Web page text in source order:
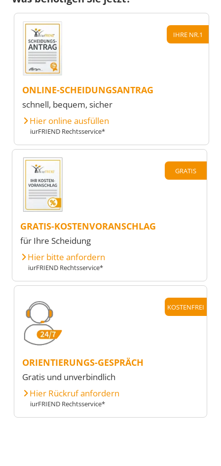
IHRE NR.1
ONLINE-SCHEIDUNGSANTRAG
schnell, bequem, sicher
Hier online ausfüllen
iurFRIEND Rechtsservice*
GRATIS
GRATIS-KOSTENVORANSCHLAG
für Ihre Scheidung
Hier bitte anfordern
iurFRIEND Rechtsservice*
KOSTENFREI
ORIENTIERUNGS-GESPRÄCH
Gratis und unverbindlich
Hier Rückruf anfordern
iurFRIEND Rechtsservice*